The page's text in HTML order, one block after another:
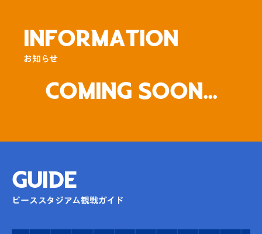
INFORMATION
お知らせ
Coming Soon...
GUIDE
ピーススタジアム観戦ガイド